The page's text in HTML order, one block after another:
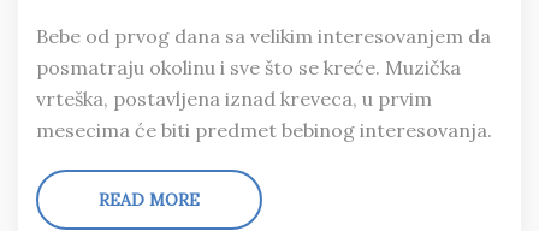
Bebe od prvog dana sa velikim interesovanjem da
posmatraju okolinu i sve što se kreće. Muzička
vrteška, postavljena iznad kreveca, u prvim
mesecima će biti predmet bebinog interesovanja.
READ MORE